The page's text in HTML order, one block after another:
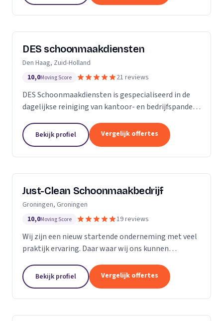
DES schoonmaakdiensten
Den Haag, Zuid-Holland
10,0Moving Score 21 reviews
DES Schoonmaakdiensten is gespecialiseerd in de
dagelijkse reiniging van kantoor- en bedrijfspanden
ervaring in de glas- en gevelreiniging. Maar met...
Bekijk profiel Vergelijk offertes
Just-Clean Schoonmaakbedrijf
Groningen, Groningen
10,0Moving Score 19 reviews
Wij zijn een nieuw startende onderneming met veel
praktijk ervaring. Daar waar wij ons kunnen
schijven. Direct antwoord en flexibele
inzetbaarheid....
Bekijk profiel Vergelijk offertes